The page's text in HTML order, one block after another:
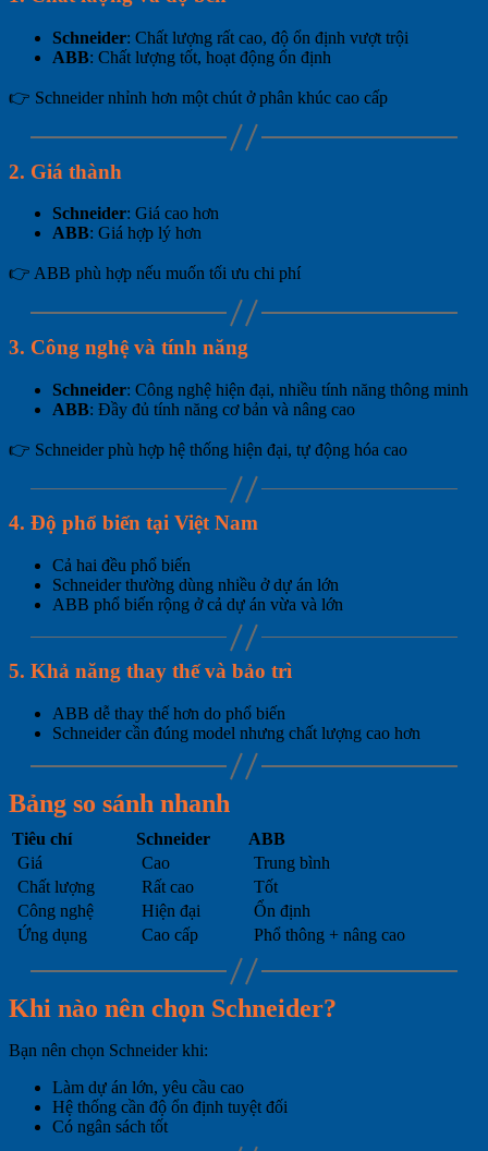
Schneider: Chất lượng rất cao, độ ổn định vượt trội
ABB: Chất lượng tốt, hoạt động ổn định
👉 Schneider nhỉnh hơn một chút ở phân khúc cao cấp
2. Giá thành
Schneider: Giá cao hơn
ABB: Giá hợp lý hơn
👉 ABB phù hợp nếu muốn tối ưu chi phí
3. Công nghệ và tính năng
Schneider: Công nghệ hiện đại, nhiều tính năng thông minh
ABB: Đầy đủ tính năng cơ bản và nâng cao
👉 Schneider phù hợp hệ thống hiện đại, tự động hóa cao
4. Độ phổ biến tại Việt Nam
Cả hai đều phổ biến
Schneider thường dùng nhiều ở dự án lớn
ABB phổ biến rộng ở cả dự án vừa và lớn
5. Khả năng thay thế và bảo trì
ABB dễ thay thế hơn do phổ biến
Schneider cần đúng model nhưng chất lượng cao hơn
Bảng so sánh nhanh
Tiêu chí Schneider
ABB
Giá
Cao
Trung bình
Chất lượng
Rất cao
Tốt
Công nghệ
Hiện đại
Ổn định
Ứng dụng
Cao cấp Phổ thông + nâng cao
Khi nào nên chọn Schneider?
Bạn nên chọn Schneider khi:
Làm dự án lớn, yêu cầu cao
Hệ thống cần độ ổn định tuyệt đối
Có ngân sách tốt